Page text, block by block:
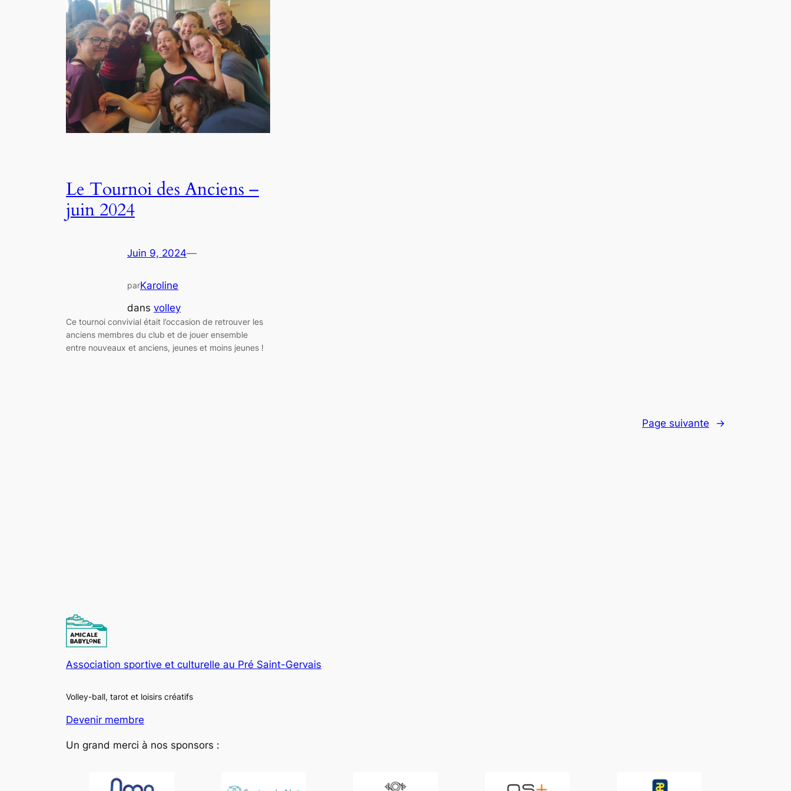
Le Tournoi des Anciens –
juin 2024
Juin 9, 2024—
parKaroline
dans volley
Ce tournoi convivial était l’occasion de retrouver les
anciens membres du club et de jouer ensemble
entre nouveaux et anciens, jeunes et moins jeunes !
Page suivante →
Association sportive et culturelle au Pré Saint-Gervais
Volley-ball, tarot et loisirs créatifs
Devenir membre
Un grand merci à nos sponsors :